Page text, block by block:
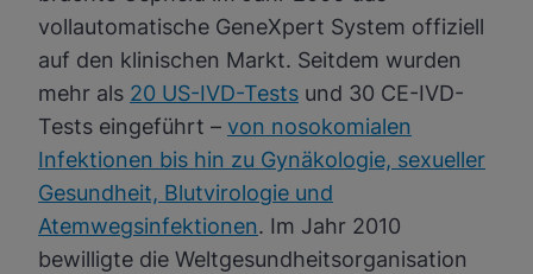
vollautomatische GeneXpert System offiziell
auf den klinischen Markt. Seitdem wurden
mehr als 20 US-IVD-Tests und 30 CE-IVD-
Tests eingeführt – von nosokomialen
Infektionen bis hin zu Gynäkologie, sexueller
Gesundheit, Blutvirologie und
Atemwegsinfektionen. Im Jahr 2010
bewilligte die Weltgesundheitsorganisation